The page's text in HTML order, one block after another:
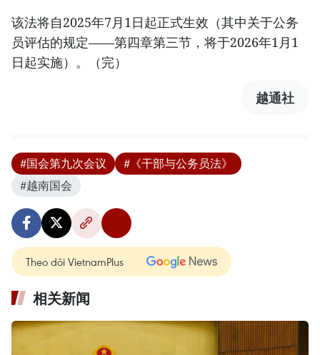
该法将自2025年7月1日起正式生效（其中关于公务
员评估的规定——第四章第三节，将于2026年1月1
日起实施）。（完）
越通社
#国会第九次会议
#《干部与公务员法》
#越南国会
Theo dõi VietnamPlus
相关新闻